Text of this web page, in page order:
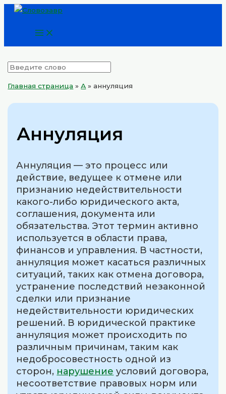
Перейти
содержимому
Main
Menu
Главная страница »А »аннуляция
Аннуляция
Аннуляция — это процесс или
действие, ведущее к отмене или
признанию недействительности
какого-либо юридического акта,
соглашения, документа или
обязательства. Этот термин активно
используется в области права,
финансов и управления. В частности,
аннуляция может касаться различных
ситуаций, таких как отмена договора,
устранение последствий незаконной
сделки или признание
недействительности юридических
решений. В юридической практике
аннуляция может происходить по
различным причинам, таким как
недобросовестность одной из
сторон, нарушение условий договора,
несоответствие правовых норм или